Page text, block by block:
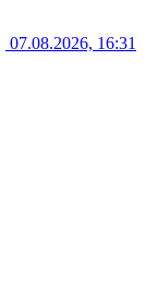
07.08.2026, 16:31